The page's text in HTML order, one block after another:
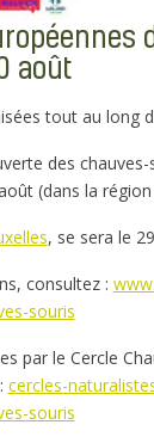
août
tout au long
des
(dans la
, se sera le
consultez :
souris
par le Cercle
cercles-
souris